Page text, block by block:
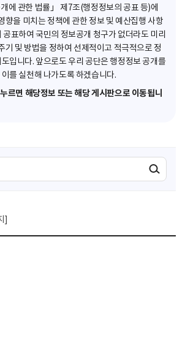
개에 관한 법률」 제7조(행정정보의 공표 등)에
향을 미치는 정책에 관한 정보 및 예산집행 사항
표하여 국민의 정보공개 청구가 없더라도 미리
기 및 방법을 정하여 선제적이고 적극적으로 정
입니다. 앞으로도 우리 공단은 행정정보 공개를
를 실천해 나가도록 하겠습니다.
르면 해당정보 또는 해당 게시판으로 이동됩니
검색실행
]